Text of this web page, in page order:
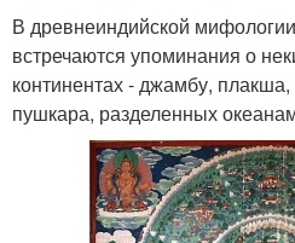
В древнеиндийской
встречаются упоминания о
континентах - джамбу,
пушкара, разделенных